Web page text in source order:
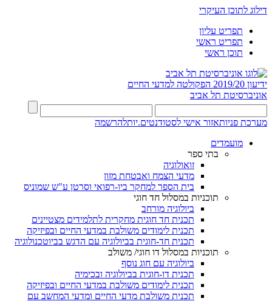
דילוג לתוכן העיקרי
תפריט עליון
תפריט ראשי
תוכן ראשי
ידיעון 2019/20
הפקולטה למדעי החיים
אוניברסיטת תל אביב
מערכת פניותאזור אישי לסטודנטים.יותלהרשמה
מועמדים
בתי ספר
זואולוגיה
מדעי הצמח ואבטחת מזון
בית הספר למחקר ביו-רפואי וסרטן ע"ש שמוניס
תוכניות במסלול חד חוגי
ביולוגיה מורחב
תכנית חד חוגית מחקרית לתלמידים מצטיינים
תכנית לימודים משולבת במדעי החיים ובפיזיקה
תכנית חד-חוגית בביולוגיה עם הדגש בביוטכנולוגיה
תוכניות במסלול דו חוגי/ משולב
ביולוגיה עם חוג נוסף
תכנית דו-חוגית בביולוגיה ובכימיה
תכנית לימודים משולבת במדעי החיים ובפיזיקה
תכנית משולבת מדעי החיים ומדעי המחשב עם